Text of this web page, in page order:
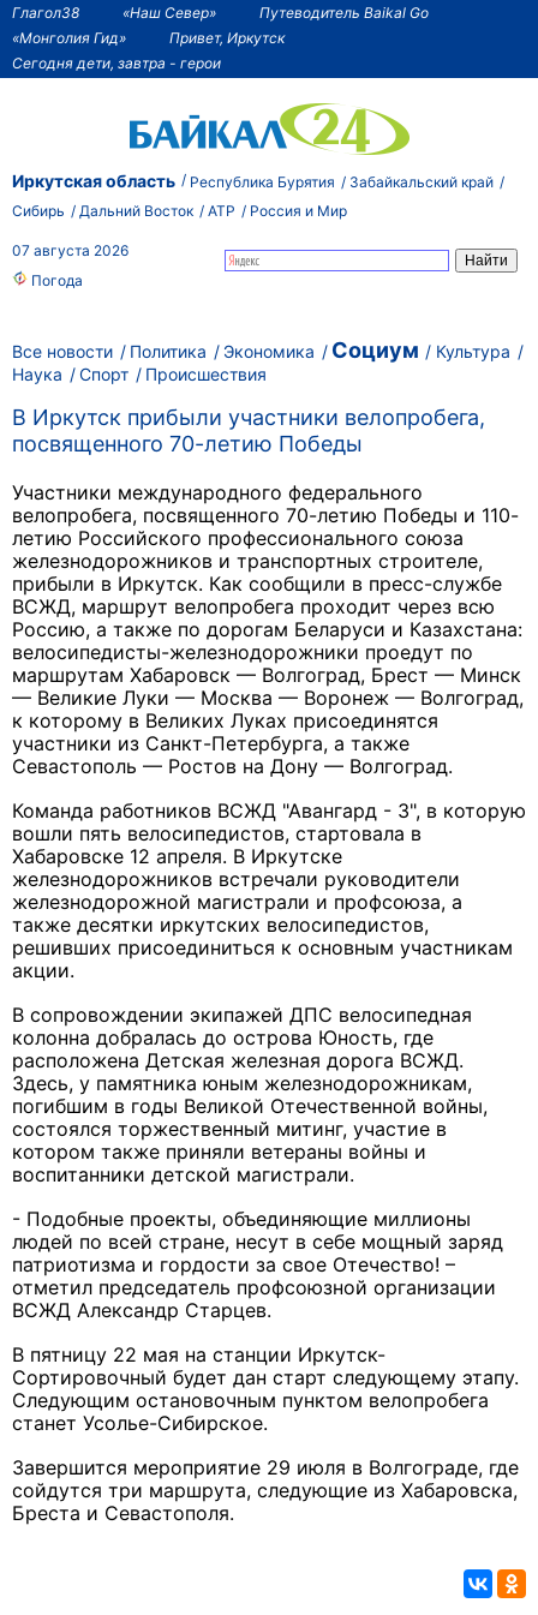
Глагол38 «Наш Север»
Путеводитель Baikal Go
«Монголия Гид»
Привет, Иркутск
Сегодня дети, завтра - герои
Иркутская область Республика Бурятия
Забайкальский край
Сибирь
Дальний Восток АТР Россия и Мир
07 августа 2026
Погода
Все новости Политика Экономика Социум
Культура
Наука
Спорт Происшествия
В Иркутск прибыли участники велопробега,
посвященного 70-летию Победы
Участники международного федерального
велопробега, посвященного 70-летию Победы и 110-
летию Российского профессионального союза
железнодорожников и транспортных строителе,
прибыли в Иркутск. Как сообщили в пресс-службе
ВСЖД, маршрут велопробега проходит через всю
Россию, а также по дорогам Беларуси и Казахстана:
велосипедисты-железнодорожники проедут по
маршрутам Хабаровск — Волгоград, Брест — Минск
— Великие Луки — Москва — Воронеж — Волгоград,
к которому в Великих Луках присоединятся
участники из Санкт-Петербурга, а также
Севастополь — Ростов на Дону — Волгоград.
Команда работников ВСЖД "Авангард - 3", в которую
вошли пять велосипедистов, стартовала в
Хабаровске 12 апреля. В Иркутске
железнодорожников встречали руководители
железнодорожной магистрали и профсоюза, а
также десятки иркутских велосипедистов,
решивших присоединиться к основным участникам
акции.
В сопровождении экипажей ДПС велосипедная
колонна добралась до острова Юность, где
расположена Детская железная дорога ВСЖД.
Здесь, у памятника юным железнодорожникам,
погибшим в годы Великой Отечественной войны,
состоялся торжественный митинг, участие в
котором также приняли ветераны войны и
воспитанники детской магистрали.
- Подобные проекты, объединяющие миллионы
людей по всей стране, несут в себе мощный заряд
патриотизма и гордости за свое Отечество! –
отметил председатель профсоюзной организации
ВСЖД Александр Старцев.
В пятницу 22 мая на станции Иркутск-
Сортировочный будет дан старт следующему этапу.
Следующим остановочным пунктом велопробега
станет Усолье-Сибирское.
Завершится мероприятие 29 июля в Волгограде, где
сойдутся три маршрута, следующие из Хабаровска,
Бреста и Севастополя.